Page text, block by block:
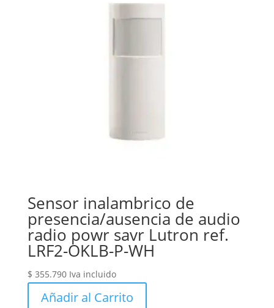
Sensor inalambrico de
presencia/ausencia de audio
radio powr savr Lutron ref.
LRF2-OKLB-P-WH
$ 355.790 Iva incluido
Añadir al Carrito